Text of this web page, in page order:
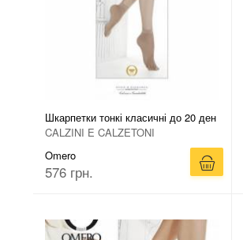
Шкарпетки тонкі класичні до 20 ден
CALZINI E CALZETONI
Omero
576 грн.